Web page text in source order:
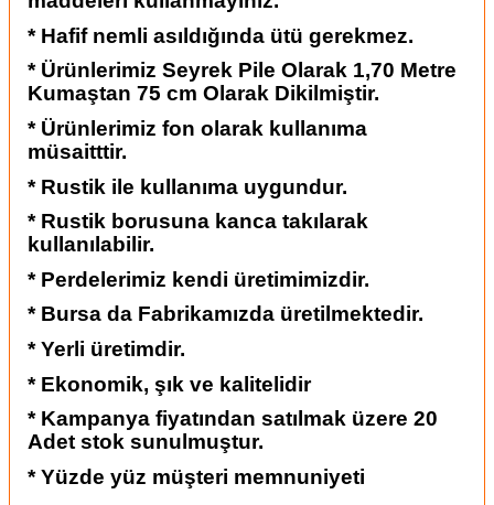
* Hafif nemli asıldığında ütü gerekmez.
* Ürünlerimiz Seyrek Pile Olarak 1,70 Metre
Kumaştan 75 cm Olarak Dikilmiştir.
* Ürünlerimiz fon olarak kullanıma
müsaitttir.
* Rustik ile kullanıma uygundur.
* Rustik borusuna kanca takılarak
kullanılabilir.
* Perdelerimiz kendi üretimimizdir.
* Bursa da Fabrikamızda üretilmektedir.
* Yerli üretimdir.
* Ekonomik, şık ve kalitelidir
* Kampanya fiyatından satılmak üzere 20
Adet stok sunulmuştur.
* Yüzde yüz müşteri memnuniyeti